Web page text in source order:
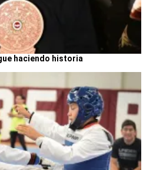
haciendo historia